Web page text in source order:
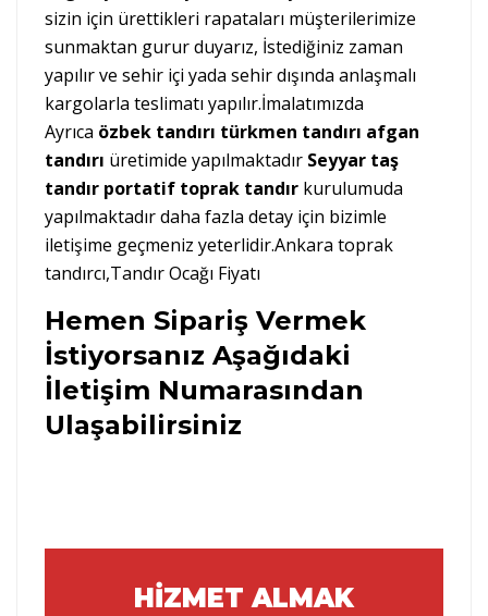
sizin için ürettikleri rapataları müşterilerimize
sunmaktan gurur duyarız, İstediğiniz zaman
yapılır ve sehir içi yada sehir dışında anlaşmalı
kargolarla teslimatı yapılır.İmalatımızda
Ayrıca özbek tandırı türkmen tandırı afgan
tandırı üretimide yapılmaktadır Seyyar taş
tandır portatif toprak tandır kurulumuda
yapılmaktadır daha fazla detay için bizimle
iletişime geçmeniz yeterlidir.Ankara toprak
tandırcı,Tandır Ocağı Fiyatı
Hemen Sipariş Vermek
İstiyorsanız Aşağıdaki
İletişim Numarasından
Ulaşabilirsiniz
HİZMET ALMAK